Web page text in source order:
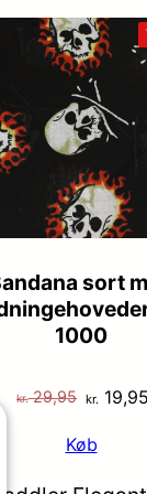
sort
1000
kr.29,95 Den
pris
var:
kr. 19,95
Køb